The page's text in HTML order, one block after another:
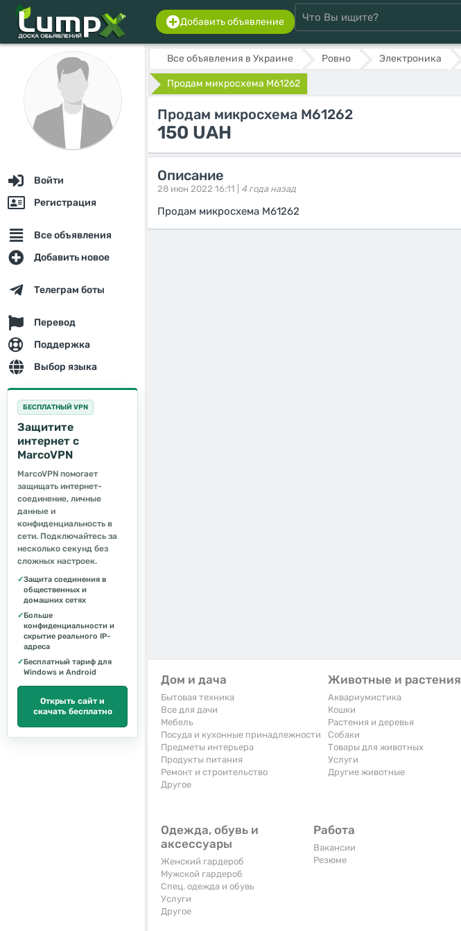
Добавить объявление
Войти
Регистрация
Все объявления
Добавить новое
Телеграм боты
Перевод
Поддержка
Выбор языка
БЕСПЛАТНЫЙ VPN
Защитите
интернет с
MarcoVPN
MarcoVPN помогает
защищать интернет-
соединение, личные
данные и
конфиденциальность в
сети. Подключайтесь за
несколько секунд без
сложных настроек.
✓Защита соединения в
общественных и
домашних сетях
✓Больше
конфиденциальности и
скрытие реального IP-
адреса
✓Бесплатный тариф для
Windows и Android
Открыть сайт и
скачать бесплатно
Все объявления в Украине Ровно Электроника
Продам микросхема M61262
Продам микросхема M61262
150 UAH
Описание
28 июн 2022 16:11 | 4 года назад
Продам микросхема M61262
Дом и дача
Бытовая техника
Все для дачи
Мебель
Посуда и кухонные принадлежности
Предметы интерьера
Продукты питания
Ремонт и строительство
Другое
Животные и растения
Аквариумистика
Кошки
Растения и деревья
Собаки
Товары для животных
Услуги
Другие животные
Одежда, обувь и
аксессуары
Женский гардероб
Мужской гардероб
Спец. одежда и обувь
Услуги
Другое
Работа
Вакансии
Резюме